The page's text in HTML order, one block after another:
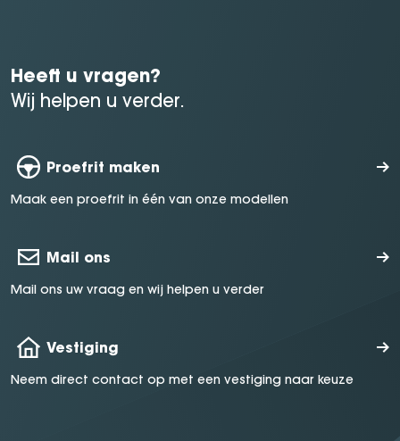
Heeft u vragen?
Wij helpen u verder.
Proefrit maken
Maak een proefrit in één van onze modellen
Mail ons
Mail ons uw vraag en wij helpen u verder
Vestiging
Neem direct contact op met een vestiging naar keuze